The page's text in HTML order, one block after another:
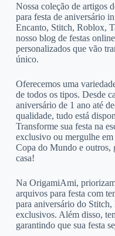
Nossa coleção de artigos
para festa de aniversário
Encanto, Stitch, Roblox,
nosso blog de festas
personalizados que vão
único.
Oferecemos uma
de todos os tipos. Desde
aniversário de 1 ano até
qualidade, tudo está
Transforme sua festa na
exclusivo ou mergulhe
Copa do Mundo e outros,
casa!
Na OrigamiAmi,
arquivos para festa com
para aniversário do
exclusivos. Além disso,
garantindo que sua festa